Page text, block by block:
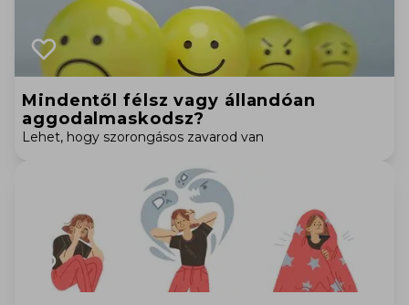
Mindentől félsz vagy állandóan
aggodalmaskodsz?
Lehet, hogy szorongásos zavarod van